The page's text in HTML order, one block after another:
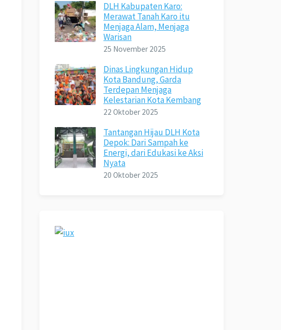
DLH Kabupaten Karo:
Merawat Tanah Karo itu
Menjaga Alam, Menjaga
Warisan
25 November 2025
Dinas Lingkungan Hidup
Kota Bandung, Garda
Terdepan Menjaga
Kelestarian Kota Kembang
22 Oktober 2025
Tantangan Hijau DLH Kota
Depok: Dari Sampah ke
Energi, dari Edukasi ke Aksi
Nyata
20 Oktober 2025